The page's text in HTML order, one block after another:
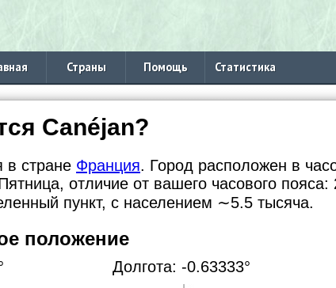
Страны Помощь Статистика
Canéjan?
в стране Франция. Город расположен в
отличие от вашего часового пояса:
пункт, с населением ∼5.5 тысяча.
положение
Долгота: -0.63333°